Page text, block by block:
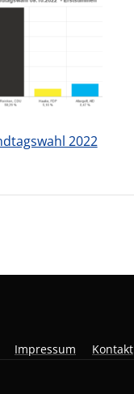
2022
Impressum Kontakt